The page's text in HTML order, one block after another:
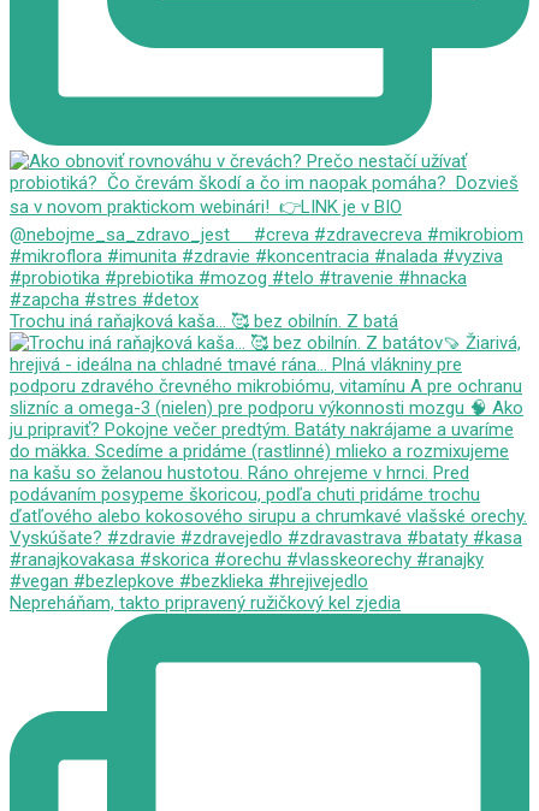
Trochu iná raňajková kaša... 🥰 bez obilnín. Z batá
Nepreháňam, takto pripravený ružičkový kel zjedia